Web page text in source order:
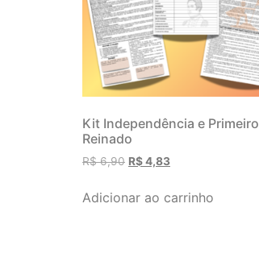
Kit Independência e Primeiro
Reinado
R$6,90 R$4,83
Adicionar ao carrinho